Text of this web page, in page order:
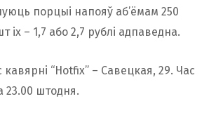
порцыі напояў аб’ёмам 250
іх – 1,7 або 2,7 рублі адпаведна.
“Hotfix” – Савецкая, 29. Час
23.00 штодня.